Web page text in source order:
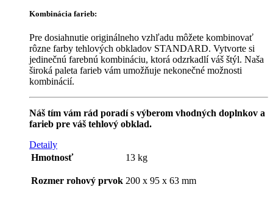
Kombinácia farieb:
Pre dosiahnutie originálneho vzhľadu môžete kombinovať
rôzne farby tehlových obkladov STANDARD. Vytvorte si
jedinečnú farebnú kombináciu, ktorá odzrkadlí váš štýl. Naša
široká paleta farieb vám umožňuje nekonečné možnosti
kombinácií.
Náš tím vám rád poradí s výberom vhodných doplnkov a
farieb pre váš tehlový obklad.
Detaily
Hmotnosť
13 kg
Rozmer rohový prvok 200 x 95 x 63 mm